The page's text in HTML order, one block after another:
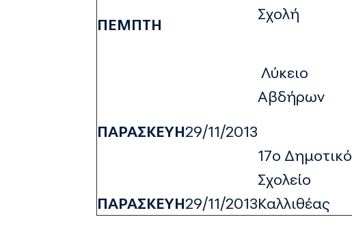
ΠΕΜΠΤΗ
Σχολή
ΠΑΡΑΣΚΕΥΗ29/11/2013
Λύκειο
Αβδήρων
ΠΑΡΑΣΚΕΥΗ29/11/2013
17ο Δημοτικό
Σχολείο
Καλλιθέας